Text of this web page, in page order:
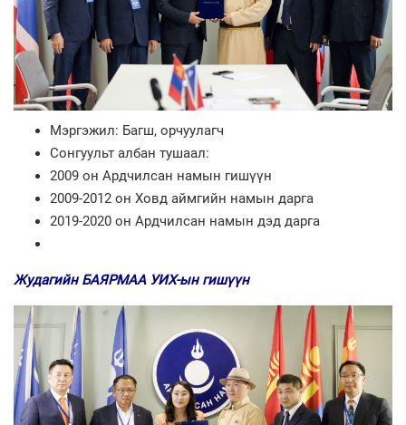
Мэргэжил: Багш, орчуулагч
Сонгуульт албан тушаал:
2009 он Ардчилсан намын гишүүн
2009-2012 он Ховд аймгийн намын дарга
2019-2020 он Ардчилсан намын дэд дарга
Жудагийн БАЯРМАА УИХ-ын гишүүн